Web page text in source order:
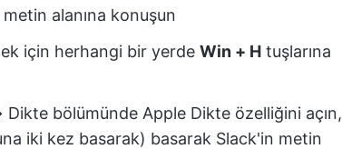
alanına konuşun
için herhangi bir yerde Win + H tuşlarına
Dikte bölümünde Apple Dikte özelliğini açın,
iki kez basarak) basarak Slack'in metin